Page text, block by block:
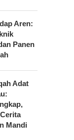
Aren:
Panen
Adat
Mandi